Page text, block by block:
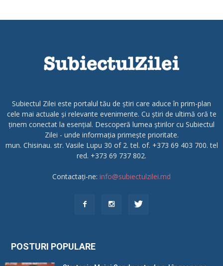
Subiectul Zilei este portalul tău de știri care aduce în prim-plan
cele mai actuale și relevante evenimente. Cu știri de ultimă oră te
ținem conectat la esențial. Descoperă lumea știrilor cu Subiectul
Zilei - unde informația primește prioritate.
mun. Chisinau. str. Vasile Lupu 30 of 2. tel. of. +373 69 403 700. tel
red. +373 69 737 802.
Contactați-ne: info@subiectulzilei.md
POSTURI POPULARE